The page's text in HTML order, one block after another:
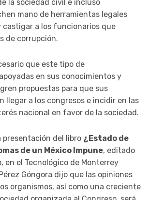
la sociedad civil e incluso
mano de herramientas legales
castigar a los funcionarios que
de corrupción.
que este tipo de
en sus conocimientos y
propuestas para que sus
llegar a los congresos e incidir en las
nacional en favor de la sociedad.
presentación del libro ¿Estado de
de un México Impune, editado
en el Tecnológico de Monterrey
Góngora dijo que las opiniones
organismos, así como una creciente